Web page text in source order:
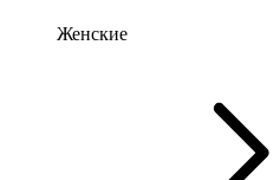
Женские